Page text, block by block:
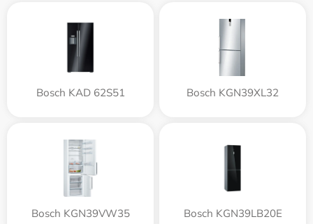
Bosch KAD 62S51 Bosch KGN39XL32
Bosch KGN39VW35 Bosch KGN39LB20E